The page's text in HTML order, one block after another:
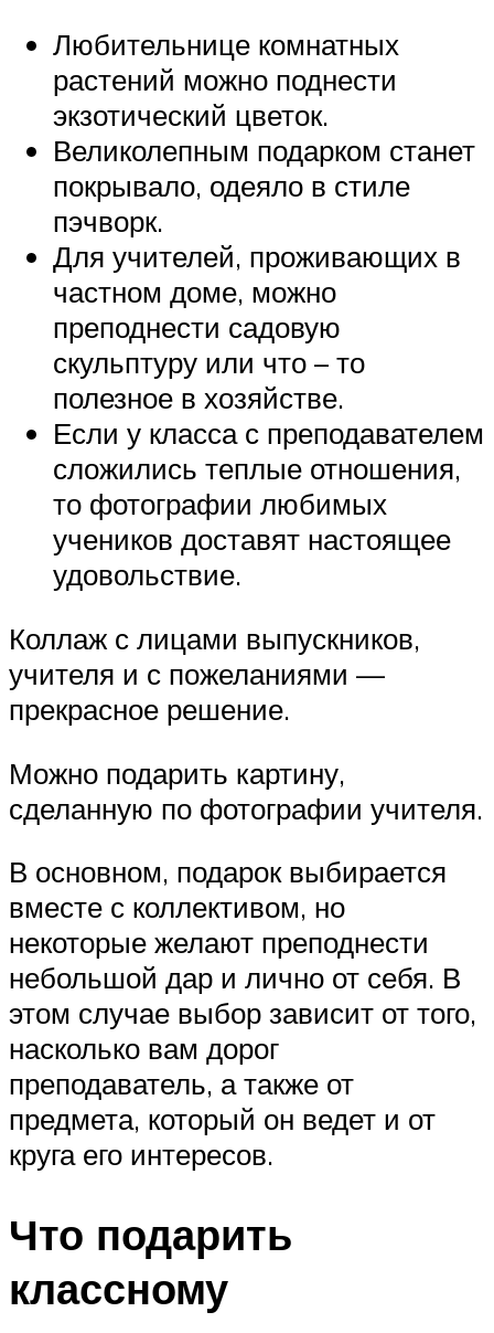
Любительнице комнатных
растений можно поднести
экзотический цветок.
Великолепным подарком станет
покрывало, одеяло в стиле
пэчворк.
Для учителей, проживающих в
частном доме, можно
преподнести садовую
скульптуру или что – то
полезное в хозяйстве.
Если у класса с преподавателем
сложились теплые отношения,
то фотографии любимых
учеников доставят настоящее
удовольствие.
Коллаж с лицами выпускников,
учителя и с пожеланиями —
прекрасное решение.
Можно подарить картину,
сделанную по фотографии учителя.
В основном, подарок выбирается
вместе с коллективом, но
некоторые желают преподнести
небольшой дар и лично от себя. В
этом случае выбор зависит от того,
насколько вам дорог
преподаватель, а также от
предмета, который он ведет и от
круга его интересов.
Что подарить
классному